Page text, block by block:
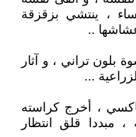
، ينتشي بزقزقة
..
بلون تراني ، و آثار
...
، أخرج كراسته
، مبددا قلق انتظار